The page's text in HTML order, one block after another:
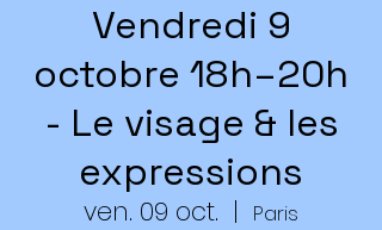
Vendredi 9
octobre 18h–20h
- Le visage & les
expressions
ven. 09 oct.
  |
Paris